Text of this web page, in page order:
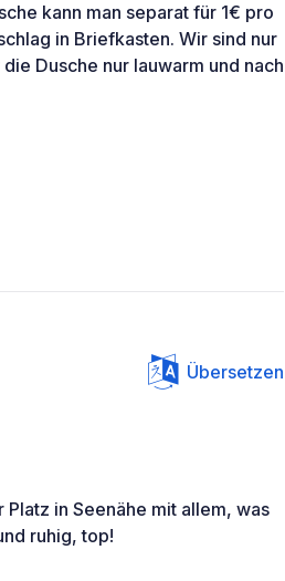
kann man separat für 1€ pro
in Briefkasten. Wir sind nur
Dusche nur lauwarm und nach
Übersetzen
in Seenähe mit allem, was
ruhig, top!